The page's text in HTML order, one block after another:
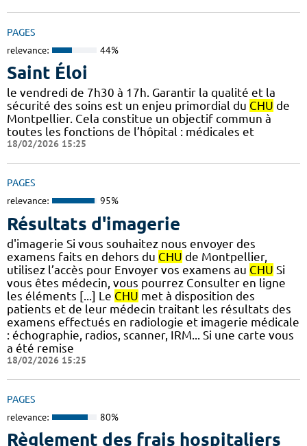
PAGES
relevance: 44%
Saint Éloi
le vendredi de 7h30 à 17h. Garantir la qualité et la
sécurité des soins est un enjeu primordial du CHU de
Montpellier. Cela constitue un objectif commun à
toutes les fonctions de l’hôpital : médicales et
18/02/2026 15:25
PAGES
relevance: 95%
Résultats d'imagerie
d'imagerie Si vous souhaitez nous envoyer des
examens faits en dehors du CHU de Montpellier,
utilisez l’accès pour Envoyer vos examens au CHU Si
vous êtes médecin, vous pourrez Consulter en ligne
les éléments [...] Le CHU met à disposition des
patients et de leur médecin traitant les résultats des
examens effectués en radiologie et imagerie médicale
: échographie, radios, scanner, IRM... Si une carte vous
a été remise
18/02/2026 15:25
PAGES
relevance: 80%
Règlement des frais hospitaliers